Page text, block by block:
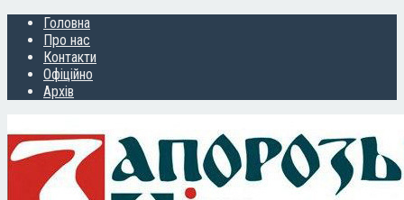
Головна
Про нас
Контакти
Офіційно
Архів